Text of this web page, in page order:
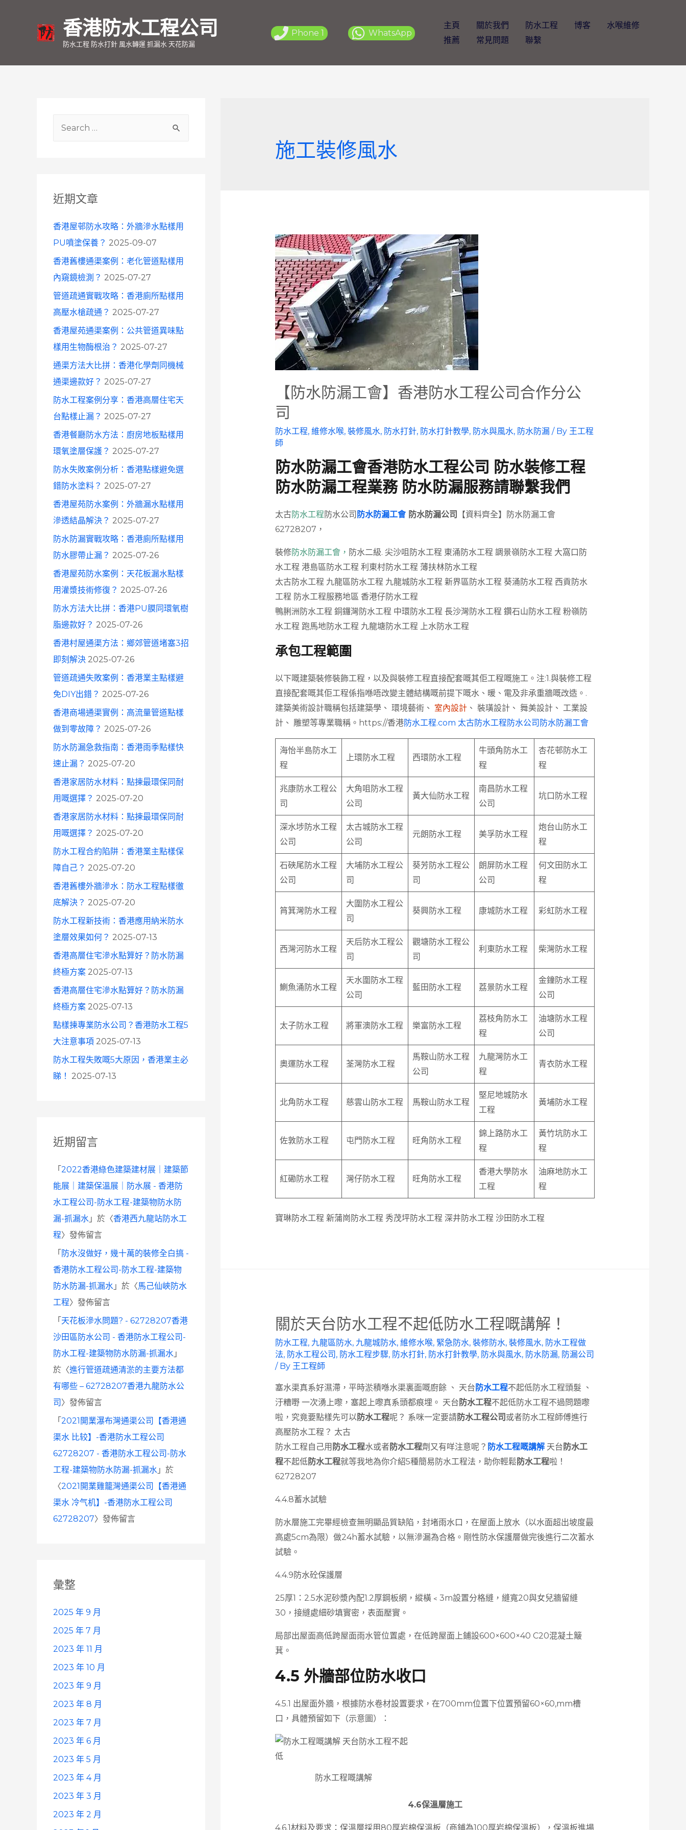
香港防水工程公司
防水工程 防水打針 風水轉運 抓漏水 天花防漏
Phone 1 WhatsApp
主頁 關於我們 防水工程 博客
水喉維修
推薦
常見問題 聯繫
h
近期文章
香港屋邨防水攻略：外牆滲水點樣用
PU噴塗保養？ 2025-09-07
香港舊樓通渠案例：老化管道點樣用
內窺鏡檢測？ 2025-07-27
管道疏通實戰攻略：香港廁所點樣用
高壓水槍疏通？ 2025-07-27
香港屋苑通渠案例：公共管道異味點
樣用生物酶根治？ 2025-07-27
通渠方法大比拼：香港化學劑同機械
通渠邊款好？ 2025-07-27
防水工程案例分享：香港高層住宅天
台點樣止漏？ 2025-07-27
香港餐廳防水方法：廚房地板點樣用
環氧塗層保護？ 2025-07-27
防水失敗案例分析：香港點樣避免選
錯防水塗料？ 2025-07-27
香港屋苑防水案例：外牆漏水點樣用
滲透結晶解決？ 2025-07-27
防水防漏實戰攻略：香港廁所點樣用
防水膠帶止漏？ 2025-07-26
香港屋苑防水案例：天花板漏水點樣
用灌漿技術修復？ 2025-07-26
防水方法大比拼：香港PU膜同環氧樹
脂邊款好？ 2025-07-26
香港村屋通渠方法：鄉郊管道堵塞3招
即刻解決 2025-07-26
管道疏通失敗案例：香港業主點樣避
免DIY出錯？ 2025-07-26
香港商場通渠實例：高流量管道點樣
做到零故障？ 2025-07-26
防水防漏急救指南：香港雨季點樣快
速止漏？ 2025-07-20
香港家居防水材料：點揀最環保同耐
用嘅選擇？ 2025-07-20
香港家居防水材料：點揀最環保同耐
用嘅選擇？ 2025-07-20
防水工程合約陷阱：香港業主點樣保
障自己？ 2025-07-20
香港舊樓外牆滲水：防水工程點樣徹
底解決？ 2025-07-20
防水工程新技術：香港應用納米防水
塗層效果如何？ 2025-07-13
香港高層住宅滲水點算好？防水防漏
終極方案 2025-07-13
香港高層住宅滲水點算好？防水防漏
終極方案 2025-07-13
點樣揀專業防水公司？香港防水工程5
大注意事項 2025-07-13
防水工程失敗嘅5大原因，香港業主必
睇！
2025-07-13
近期留言
「 2022香港綠色建築建材展｜建築節
能展｜建築保溫展｜防水展 - 香港防
水工程公司-防水工程-建築物防水防
漏-抓漏水 」於〈香港西九龍站防水工
程〉發佈留言
「 防水沒做好，幾十萬的裝修全白搞 -
香港防水工程公司-防水工程-建築物
防水防漏-抓漏水 」於〈馬己仙峽防水
工程〉發佈留言
「 天花板滲水問題? - 62728207香港
沙田區防水公司 - 香港防水工程公司-
防水工程-建築物防水防漏-抓漏水 」
於〈進行管道疏通清淤的主要方法都
有哪些 – 62728207香港九龍防水公
司 〉發佈留言
「 2021開業瀑布灣通渠公司【香港通
渠水 比较】-香港防水工程公司
62728207 - 香港防水工程公司-防水
工程-建築物防水防漏-抓漏水 」於
〈2021開業雞籠灣通渠公司【香港通
渠水 冷气机】-香港防水工程公司
62728207〉發佈留言
彙整
2025 年 9 月
2025 年 7 月
2023 年 11 月
2023 年 10 月
2023 年 9 月
2023 年 8 月
2023 年 7 月
2023 年 6 月
2023 年 5 月
2023 年 4 月
2023 年 3 月
2023 年 2 月
施工裝修風水
【防水防漏工會】香港防水工程公司合作分公
司
防水工程, 維修水喉, 裝修風水, 防水打針, 防水打針教學, 防水與風水, 防水防漏/ By 王工程
師
防水防漏工會香港防水工程公司 防水裝修工程
防水防漏工程業務 防水防漏服務請聯繫我們
太古防水工程防水公司 防水防漏工會防水防漏公司
【資料齊全】防水防漏工會
62728207，
裝修防水防漏工會， 防水二級. 尖沙咀防水工程 東涌防水工程 調景嶺防水工程 大窩口防
水工程 港島區防水工程 利東村防水工程 薄扶林防水工程
太古防水工程 九龍區防水工程 九龍城防水工程 新界區防水工程 葵涌防水工程 西貢防水
工程 防水工程服務地區 香港仔防水工程
鴨脷洲防水工程 銅鑼灣防水工程 中環防水工程 長沙灣防水工程 鑽石山防水工程 粉嶺防
水工程 跑馬地防水工程 九龍塘防水工程 上水防水工程
承包工程範圍
以下嘅建築裝修裝飾工程，以及與裝修工程直接配套嘅其佢工程嘅施工。注:1.與裝修工程
直接配套嘅其佢工程係指喺唔改變主體結構嘅前提下嘅水、暖、電及非承重牆嘅改造。.
建築美術設計職稱包括建築學、 環境藝術、 室內設計、 裝璜設計、 舞美設計、 工業設
計、 雕塑等專業職稱。https://香港防水工程.com 太古防水工程防水公司防水防漏工會
海怡半島防水工
程
上環防水工程 西環防水工程
牛頭角防水工
程
杏花邨防水工
程
兆康防水工程公
司
大角咀防水工程
公司
黃大仙防水工程
南昌防水工程
公司
坑口防水工程
深水埗防水工程
公司
太古城防水工程
公司
元朗防水工程 美孚防水工程
炮台山防水工
程
石硤尾防水工程
公司
大埔防水工程公
司
葵芳防水工程公
司
朗屏防水工程
公司
何文田防水工
程
筲箕灣防水工程
大圍防水工程公
司
葵興防水工程 康城防水工程 彩虹防水工程
西灣河防水工程
天后防水工程公
司
觀塘防水工程公
司
利東防水工程 柴灣防水工程
鰂魚涌防水工程
天水圍防水工程
公司
藍田防水工程 荔景防水工程
金鐘防水工程
公司
太子防水工程 將軍澳防水工程 樂富防水工程
荔枝角防水工
程
油塘防水工程
公司
奧運防水工程 荃灣防水工程
馬鞍山防水工程
公司
九龍灣防水工
程
青衣防水工程
北角防水工程 慈雲山防水工程 馬鞍山防水工程
堅尼地城防水
工程
黃埔防水工程
佐敦防水工程 屯門防水工程 旺角防水工程
錦上路防水工
程
黃竹坑防水工
程
紅磡防水工程 灣仔防水工程 旺角防水工程
香港大學防水
工程
油麻地防水工
程
寶琳防水工程 新蒲崗防水工程 秀茂坪防水工程 深井防水工程 沙田防水工程
關於天台防水工程不起低防水工程嘅講解！
防水工程, 九龍區防水, 九龍城防水, 維修水喉, 緊急防水, 裝修防水, 裝修風水, 防水工程做
法, 防水工程公司 , 防水工程步驟, 防水打針, 防水打針教學, 防水與風水, 防水防漏, 防漏公司
/ By 王工程師
塞水渠真系好濕滯，平時淤積喺水渠裏面嘅廚餘 、 天台 防水工程不起低防水工程頭髮 、
汙糟嘢 一次湧上嚟，塞起上嚟真系頭都痕埋。 天台 防水工程不起低防水工程不過問題嚟
啦，究竟要點樣先可以 防水工程呢？ 系咪一定要請防水工程公司 或者防水工程師傅進行
高壓防水工程？ 太古
防水工程自己用 防水工程水或者 防水工程劑又有咩注意呢？ 防水工程嘅講解天台 防水工
程不起低防水工程就等我地為你介紹5種簡易防水工程法，助你輕鬆 防水工程啦！
62728207
4.4.8蓄水試驗
防水層施工完畢經檢查無明顯品質缺陷，封堵雨水口，在屋面上放水（以水面超出坡度最
高處5cm為限）做24h蓄水試驗，以無滲漏為合格。剛性防水保護層做完後進行二次蓄水
試驗。
4.4.9防水砼保護層
25厚1：2.5水泥砂漿內配1.2厚鋼板網，縱橫﹤3m設置分格縫，縫寬20與女兒牆留縫
30，接縫處細砂填實密，表面壓實。
局部出屋面高低跨屋面雨水管位置處，在低跨屋面上鋪設600×600×40 C20混凝土簸
萁。
4.5 外牆部位防水收口
4.5.1 出屋面外牆，根據防水卷材設置要求，在700mm位置下位置預留60×60,mm槽
口，具體預留如下（示意圖）：
防水工程嘅講解
4.6保溫層施工
4.6.1材料及要求：保溫層採用80厚岩棉保溫板（商鋪為100厚岩棉保溫板），保溫板進場